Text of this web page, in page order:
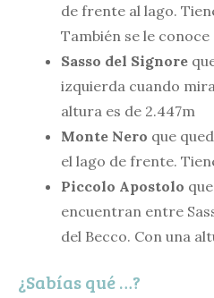
de frente al lago.
También se le conoce
Sasso del Signore
izquierda cuando
altura es de 2.447m
Monte Nero que
el lago de frente.
Piccolo Apostolo
encuentran entre
del Becco. Con una
¿Sabías qué …?